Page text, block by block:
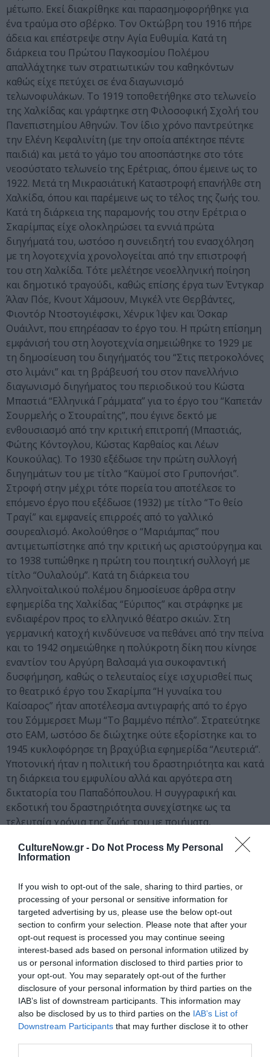
CultureNow.gr - Do Not Process My Personal
Information
If you wish to opt-out of the sale, sharing to third parties, or
processing of your personal or sensitive information for
targeted advertising by us, please use the below opt-out
section to confirm your selection. Please note that after your
opt-out request is processed you may continue seeing
interest-based ads based on personal information utilized by
us or personal information disclosed to third parties prior to
your opt-out. You may separately opt-out of the further
disclosure of your personal information by third parties on the
IAB’s list of downstream participants. This information may
also be disclosed by us to third parties on the IAB’s List of
Downstream Participants that may further disclose it to other
μέτωπο. Εκεί διακρίθηκε και παρασημοφορήθηκε για
ένα τραύμα στο σβέρκο. Τον Οκτώβρη του 1916 πήρε
άδεια και επέστρεψε στην Αγία Ευθυμία. Κατά τη
διάρκεια του Πρώτου Παγκοσμίου Πολέμου
απαλλάχτηκε των στρατιωτικών του καθηκόντων
καθώς είχε πετύχει σε ένα διαγωνισμό
τελωνοφυλάκων. Το 1919 τοποθετήθηκε στο τελωνείο
της Χαλκίδας και γράφτηκε στη Φιλοσοφική Σχολή του
Πανεπιστημίου Αθηνών. Τον ίδιο χρόνο παντρεύτηκε
την Ελένη Κεφαλινίτη (με την οποία απέκτησε πέντε
παιδιά) και μετά το γάμο του αποσπάστηκε στο τότε
νεοσύστατο τελωνείο της Ερέτριας, όπου έμεινε ως το
1922. Μετά τη Μικρασιάτική Καταστροφή επανήλθε στη
Χαλκίδα, όπου και παρέμεινε ως το τέλος της ζωής του.
Κατά τη διάρκεια της παραμονής του στην Ερέτρια ο
Σκαρίμπας είχε ολοκληρώσει τα εννιά πρώτα
διηγήματά του, ωστόσο η συνειδητή του ενασχόληση
με τη λογοτεχνία χρονολογείται από την επιστροφή
του στη Χαλκίδα. Τότε μελέτησε νεοελληνική ποίηση
και δημοτικό τραγούδι, καθώς επίσης έργα των Έντγκαρ
Άλαν Πόε, Κνουτ Χάμσουν, Μιγκέλ ντε Θερβάντες,
Φιοντόρ Ντοστογιέφσκι, Χένρικ Ίψεν και Όσκαρ
Ουάιλντ, που επηρέασαν το έργο του. Η πρώτη επίσημη
εμφάνισή του στη λογοτεχνία σημειώθηκε το 1929 με
τη δημοσίευση του διηγήματός του “Στις πετροκολόνες
στο λιμάνι” και τη βράβευσή του στον πανελλήνιο
διαγωνισμό διηγήματος του περιοδικού του Κώστα
Μπαστιά “Ελληνικά Γράμματα” για το έργο του “Καπετάν
Σουρμελής ο Στουραΐτης”, που έγινε δεκτό με
ενθουσιασμό από την κριτική επιτροπή (Μπαστιάς,
Φώτης Κόντογλου, Κώστας Καρθαίος και Λέων
Κουκούλας). Το 1930 εξέδωσε την πρώτη συλλογή
διηγημάτων του με τίτλο “Καϋμοί στο Γρυπονήσι”.
Στροφή στην μέχρι τότε πορεία του αποτέλεσε το
επόμενο έργο που εξέδωσε (1932) με τίτλο “Το θείο
Τραγί” και εμφανείς επιρροές από το γαλλικό
σουρεαλισμό. Ακολούθησε ο “Μαριάμπας” που
αντιμετωπίστηκε από την κριτική ως αριστούργημα και
το 1938 τυπώθηκε η πρώτη του ποιητική συλλογή με
τίτλο “Ουλαλούμ”. Κατά τη διάρκεια του
ελληνοϊταλικού πολέμου δημοσίευσε άρθρα στην
εφημερίδα της Χαλκίδας “Εύριπος” και στράφηκε με
ενδιαφέρον προς το ελληνικό θέατρο σκιών. Στη
γερμανική κατοχή κινδύνευσε να πεθάνει από την πείνα
και το 1942 σημειώθηκε η πολύκροτη δίκη που κίνησε
εναντίον του Αργύρη Βαλσαμά για συκοφαντική
δυσφήμηση, καθώς ο τελευταίος είχε ισχυρισθεί πως
το θεατρικό έργο του Σκαρίμπα “Η γυναίκα του
Καίσαρος” ήταν αποτέλεσμα αντιγραφής από το έργο
του Σόμμερσετ Μωμ “Το βαμμένο πέπλο”. Στρατεύτηκε
στο ΕΑΜ, ωστόσο δε διώχτηκε ούτε εξορίστηκε και το
1945 κυκλοφόρησε τη βραχύβια εφημερίδα “Λευτεριά”.
Υποτονική ήταν η πολιτική του δραστηριότητα και κατά
τη διάρκεια του εμφυλίου αλλά και αργότερα στη
δικτατορία του Παπαδόπουλου. Η συγγραφική και
εκδοτική του δραστηριότητα συνεχίστηκε ως τα
τελευταία χρόνια της ζωής του με ποιήματα,
μυθιστορήματα, διηγήματα, θεατρικά έργα, δοκίμια και
μελέτες. Τιμήθηκε από την Εταιρεία Ευβοϊκών
του “Φυγή προς τα Εμπρός”. Πέθανε στην τελευταία
κατοικία του στην οδό Κομίνη 8 της Χαλκίδας και
κηδεύτηκε με δημόσια δαπάνη. Ο Γιάννης Σκαρίμπας
τοποθετείται χρονικά στη γενιά του τριάντα, αποτελεί
ωστόσο μια μοναχική περίπτωση και αγνοήθηκε για
πολλά χρόνια από τη φιλολογική επιστήμη στην
Ελλάδα. Η πεζογραφική παραγωγή του χαρακτηρίζεται
από την αναγωγή της γλώσσας σε κυρίαρχο στοιχείο
της, μέσω της συστηματικής εξάρθρωσής της (τεχνική
που παραπέμπει στο σουρεαλισμό) και την τοποθέτηση